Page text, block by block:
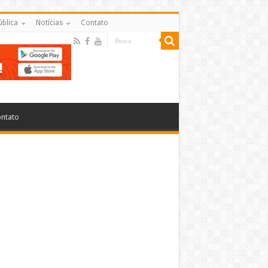
Notícias Contato